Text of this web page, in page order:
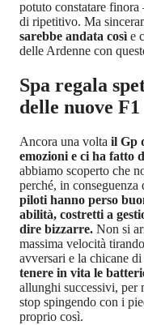
potuto constatare finora
di ripetitivo. Ma
sarebbe andata cosìe
delle Ardenne con
Spa regala
delle nuove F1
Ancora una volta il Gp
emozioni e ci ha fatto
abbiamo scoperto che
perché, in
piloti hanno perso
abilità, costretti a
dire bizzarre. Non si
massima velocità
avversari e la chicane
tenere in vita le
allunghi successivi, per
stop spingendo con i
proprio così.